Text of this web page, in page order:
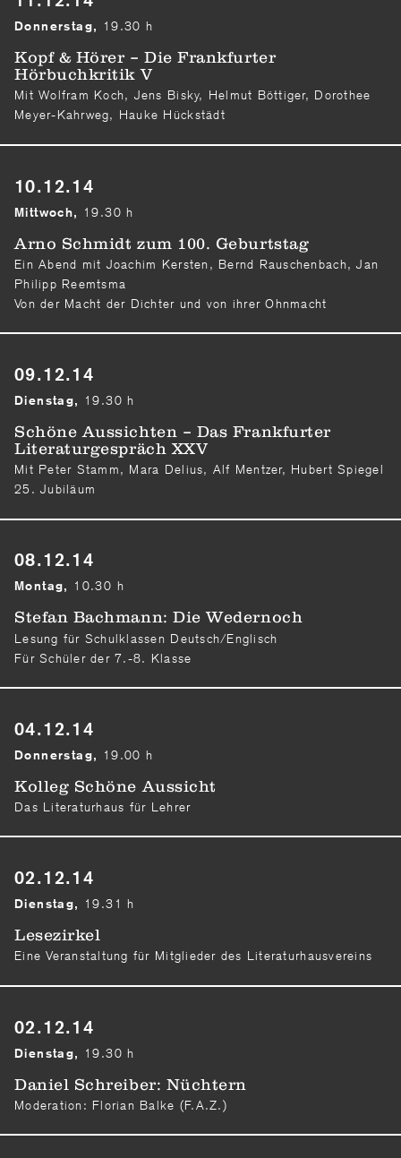
Donnerstag, 19.30 h
Kopf & Hörer – Die Frankfurter
Hörbuchkritik V
Mit Wolfram Koch, Jens Bisky, Helmut Böttiger, Dorothee
Meyer-Kahrweg, Hauke Hückstädt
10.12.14
Mittwoch, 19.30 h
Arno Schmidt zum 100. Geburtstag
Ein Abend mit Joachim Kersten, Bernd Rauschenbach, Jan
Philipp Reemtsma
Von der Macht der Dichter und von ihrer Ohnmacht
09.12.14
Dienstag, 19.30 h
Schöne Aussichten – Das Frankfurter
Literaturgespräch XXV
Mit Peter Stamm, Mara Delius, Alf Mentzer, Hubert Spiegel
25. Jubiläum
08.12.14
Montag, 10.30 h
Stefan Bachmann: Die Wedernoch
Lesung für Schulklassen Deutsch/Englisch
Für Schüler der 7.-8. Klasse
04.12.14
Donnerstag, 19.00 h
Kolleg Schöne Aussicht
Das Literaturhaus für Lehrer
02.12.14
Dienstag, 19.31 h
Lesezirkel
Eine Veranstaltung für Mitglieder des Literaturhausvereins
02.12.14
Dienstag, 19.30 h
Daniel Schreiber: Nüchtern
Moderation: Florian Balke (F.A.Z.)